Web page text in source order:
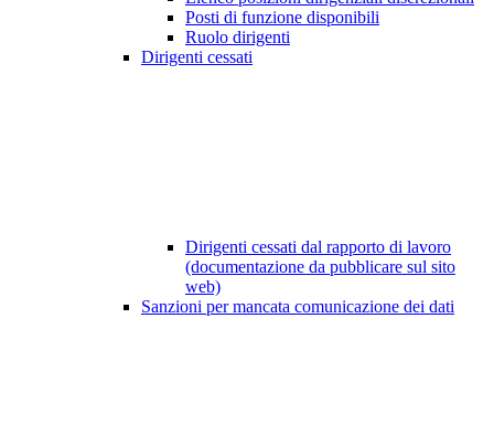
Posti di funzione disponibili
Ruolo dirigenti
Dirigenti cessati
Dirigenti cessati dal rapporto di lavoro
(documentazione da pubblicare sul sito
web)
Sanzioni per mancata comunicazione dei dati